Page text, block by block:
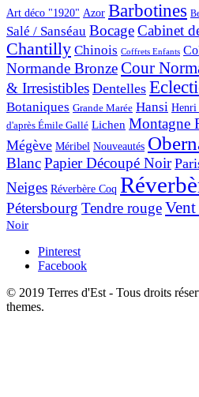
Art déco "1920" Azor Barbotines
Salé / Sanséau BocageCabinet
Chantilly Chinois Coffrets Enfants
Normande BronzeCour
& Irresistibles Dentelles
Botaniques Grande Marée Hansi
d'après Émile Gallé Lichen Montagne
Mégève Méribel Nouveautés
BlancPapier Découpé Noir
Neiges Réverbère Coq
Pétersbourg Tendre rouge
Noir
Pinterest
Facebook
© 2019 Terres d'Est - Tous droits
themes.